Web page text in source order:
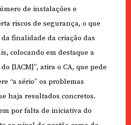
de instalações e
riscos de segurança, o que
finalidade da criação das
colocando em destaque a
[IACM]”, atira o CA, que pede
“a sério” os problemas
haja resultados concretos.
por falta de iniciativa do